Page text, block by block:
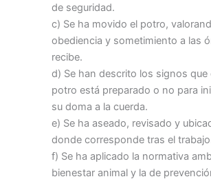
de seguridad.
c) Se ha movido el potro,
obediencia y sometimiento a las
recibe.
d) Se han descrito los signos que
potro está preparado o no para
su doma a la cuerda.
e) Se ha aseado, revisado y
donde corresponde tras el
f) Se ha aplicado la normativa
bienestar animal y la de